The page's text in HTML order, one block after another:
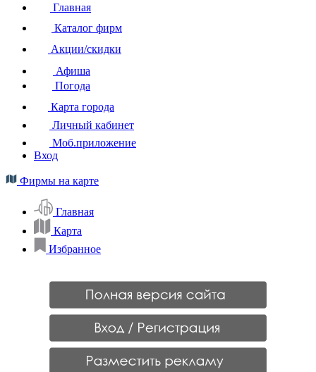
Главная
Каталог фирм
Акции/скидки
Афиша
Погода
Карта города
Личный кабинет
Моб.приложение
Вход
Фирмы на карте
Главная
Карта
Избранное